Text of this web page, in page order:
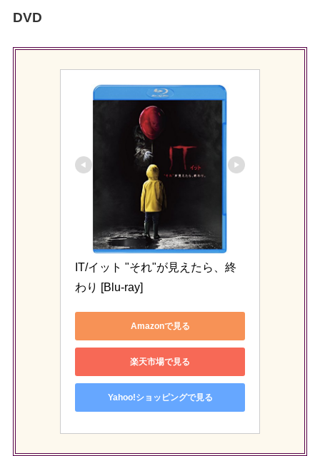
DVD
IT/イット "それ"が見えたら、終
わり [Blu-ray]
Amazonで見る
楽天市場で見る
Yahoo!ショッピングで見る